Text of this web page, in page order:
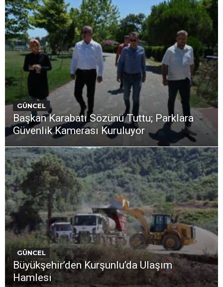
GÜNCEL
Başkan Karabatı Sözünü Tuttu; Parklara
Güvenlik Kamerası Kuruluyor
GÜNCEL
Büyükşehir’den Kurşunlu’da Ulaşım
Hamlesi